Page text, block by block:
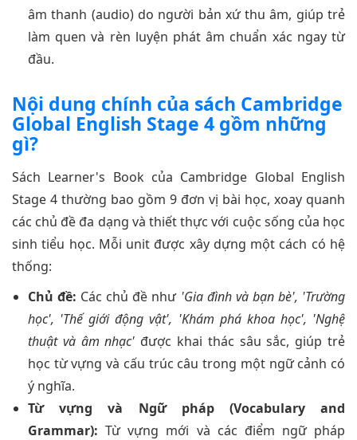
âm thanh (audio) do người bản xứ thu âm, giúp trẻ
làm quen và rèn luyện phát âm chuẩn xác ngay từ
đầu.
Nội dung chính của sách Cambridge
Global English Stage 4 gồm những
gì?
Sách Learner's Book của Cambridge Global English
Stage 4 thường bao gồm 9 đơn vị bài học, xoay quanh
các chủ đề đa dạng và thiết thực với cuộc sống của học
sinh tiểu học. Mỗi unit được xây dựng một cách có hệ
thống:
Chủ đề: Các chủ đề như 'Gia đình và bạn bè', 'Trường
học', 'Thế giới động vật', 'Khám phá khoa học', 'Nghệ
thuật và âm nhạc' được khai thác sâu sắc, giúp trẻ
học từ vựng và cấu trúc câu trong một ngữ cảnh có
ý nghĩa.
Từ vựng và Ngữ pháp (Vocabulary and
Grammar): Từ vựng mới và các điểm ngữ pháp